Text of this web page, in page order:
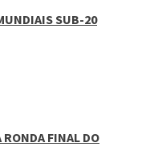
SUB-20
FINAL DO